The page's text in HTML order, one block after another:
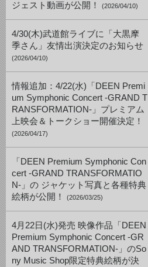
ジェスト動画が公開！
(2026/04/10)
4/30(木)武道館ライブに「大黒摩
季さん」友情出演決定のお知らせ
(2026/04/10)
情報追加：4/22(水)「DEEN Premi
um Symphonic Concert -GRAND T
RANSFORMATION-」プレミアム
上映会＆トークショー開催決定！
(2026/04/17)
「DEEN Premium Symphonic Con
cert -GRAND TRANSFORMATIO
N-」の ジャケット写真と各種特典
絵柄が公開！
(2026/03/25)
4月22日(水)発売 映像作品「DEEN
Premium Symphonic Concert -GR
AND TRANSFORMATION-」のSo
ny Music Shop限定特典絵柄が決